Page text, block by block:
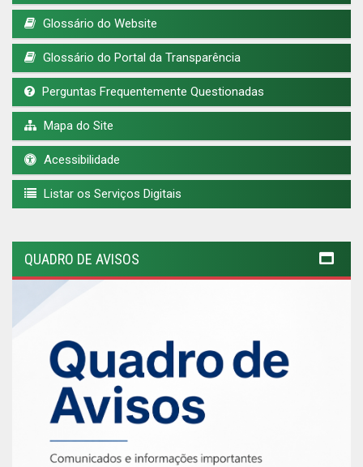
Glossário do Website
Glossário do Portal da Transparência
Perguntas Frequentemente Questionadas
Mapa do Site
Acessibilidade
Listar os Serviços Digitais
QUADRO DE AVISOS